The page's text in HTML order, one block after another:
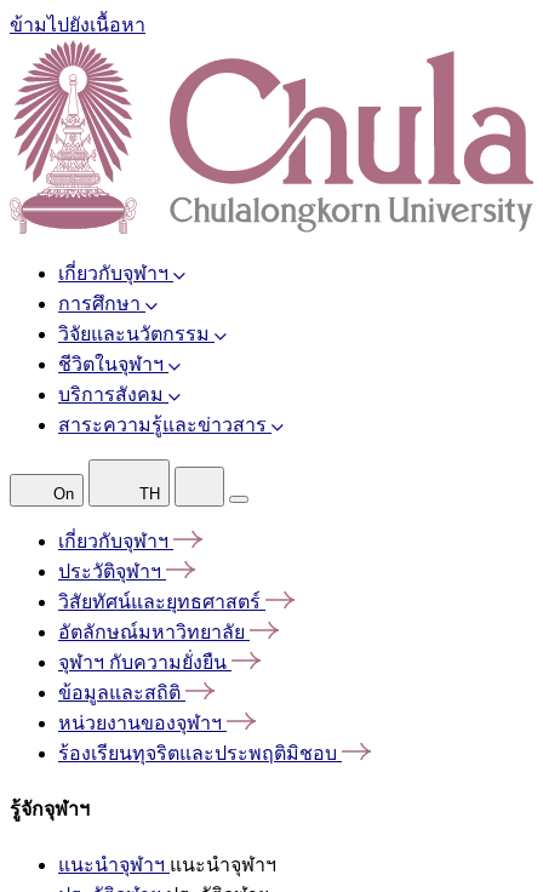
ข้ามไปยังเนื้อหา
เกี่ยวกับจุฬาฯ
การศึกษา
วิจัยและนวัตกรรม
ชีวิตในจุฬาฯ
บริการสังคม
สาระความรู้และข่าวสาร
On TH
เกี่ยวกับจุฬาฯ
ประวัติจุฬาฯ
วิสัยทัศน์และยุทธศาสตร์
อัตลักษณ์มหาวิทยาลัย
จุฬาฯ กับความยั่งยืน
ข้อมูลและสถิติ
หน่วยงานของจุฬาฯ
ร้องเรียนทุจริตและประพฤติมิชอบ
รู้จักจุฬาฯ
แนะนำจุฬาฯ แนะนำจุฬาฯ